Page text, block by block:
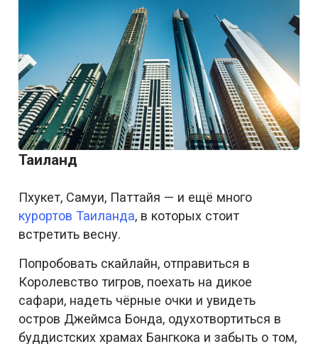
Таиланд
Пхукет, Самуи, Паттайя — и ещё много
курортов Таиланда, в которых стоит
встретить весну.
Попробовать скайлайн, отправиться в
Королевство тигров, поехать на дикое
сафари, надеть чёрные очки и увидеть
остров Джеймса Бонда, одухотвортиться в
буддистских храмах Бангкока и забыть о том,